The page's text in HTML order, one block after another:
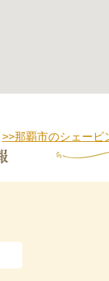
>>那覇市のシェービ